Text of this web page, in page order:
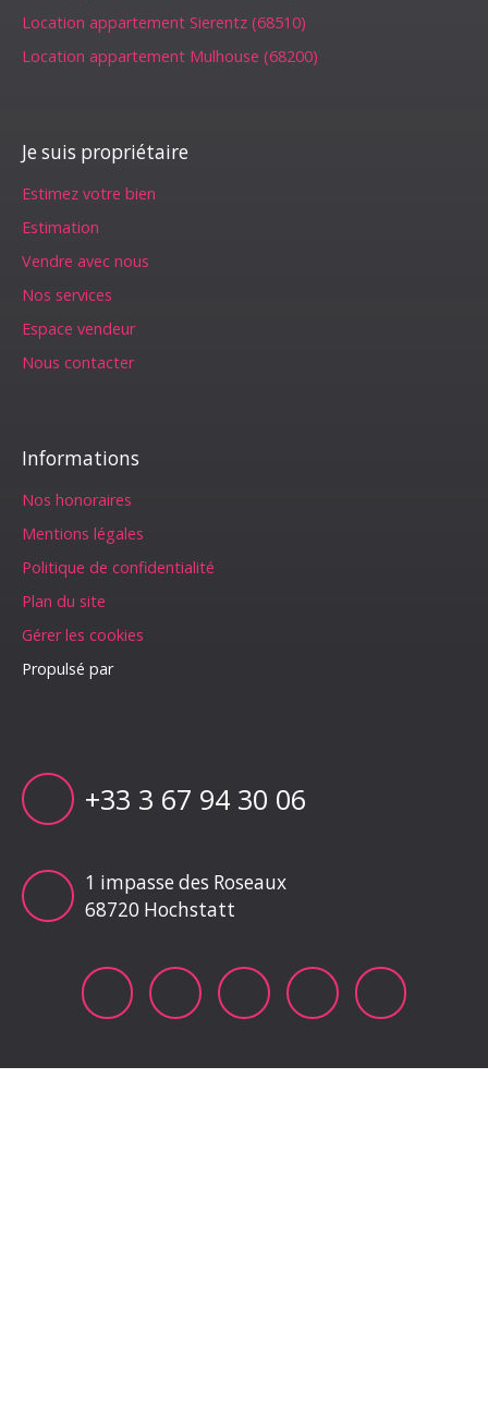
Location appartement Sierentz (68510)
Location appartement Mulhouse (68200)
Je suis propriétaire
Estimez votre bien
Estimation
Vendre avec nous
Nos services
Espace vendeur
Nous contacter
Informations
Nos honoraires
Mentions légales
Politique de confidentialité
Plan du site
Gérer les cookies
Propulsé par
+33 3 67 94 30 06
1 impasse des Roseaux
68720 Hochstatt